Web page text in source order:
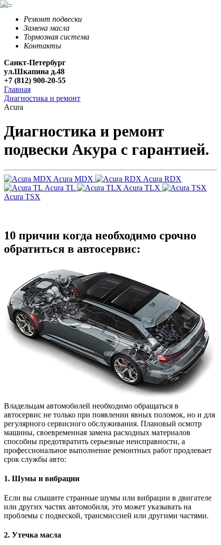
Ремонт подвески
Замена масла
Тормозная система
Контакты
Санкт-Петербург
ул.Шкапина д.48
+7 (812) 900-20-55
Главная
Диагностика и ремонт
Acura
Диагностика и ремонт
подвески Акура с гарантией.
Acura MDX
Acura RDX
Acura TL
Acura TLX
Acura TSX
10 причин когда необходимо срочно
обратиться в автосервис:
Владельцам автомобилей необходимо обращаться в
автосервис не только при появлении явных поломок, но и для
регулярного сервисного обслуживания. Плановый осмотр
машины, своевременная замена расходных материалов
способны предотвратить серьезные неисправности, а
профессиональное выполнение ремонтных работ продлевает
срок службы авто:
1. Шумы и вибрации
Если вы слышите странные шумы или вибрации в двигателе
или других частях автомобиля, это может указывать на
проблемы с подвеской, трансмиссией или другими частями.
2. Утечка масла